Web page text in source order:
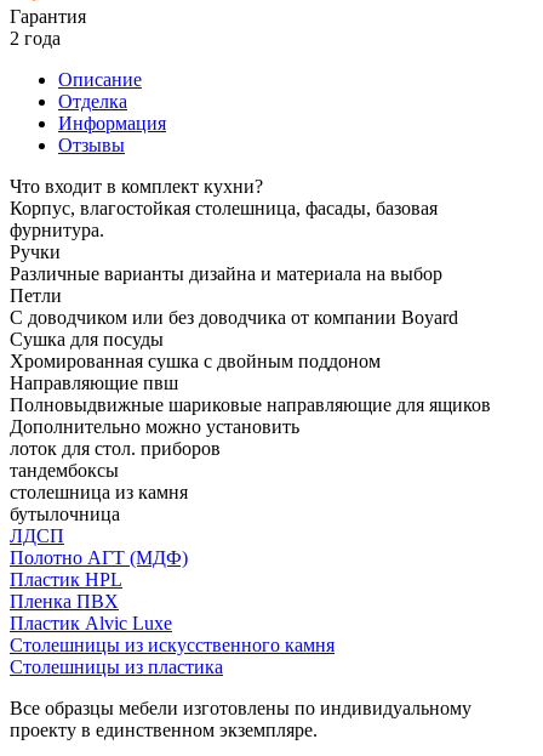
Гарантия
2 года
Описание
Отделка
Информация
Отзывы
Что входит в комплект кухни?
Корпус, влагостойкая столешница, фасады, базовая
фурнитура.
Ручки
Различные варианты дизайна и материала на выбор
Петли
С доводчиком или без доводчика от компании Boyard
Сушка для посуды
Хромированная сушка с двойным поддоном
Направляющие пвш
Полновыдвижные шариковые направляющие для ящиков
Дополнительно можно установить
лоток для стол. приборов
тандембоксы
столешница из камня
бутылочница
ЛДСП
Полотно АГТ (МДФ)
Пластик HPL
Пленка ПВХ
Пластик Alvic Luxe
Столешницы из искусственного камня
Столешницы из пластика
Все образцы мебели изготовлены по индивидуальному
проекту в единственном экземпляре.